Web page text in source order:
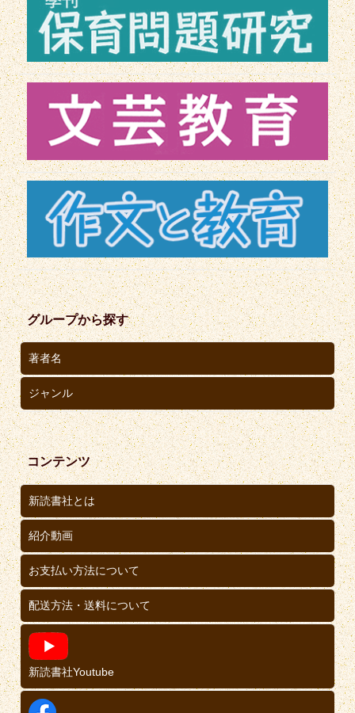
グループから探す
著者名
ジャンル
コンテンツ
新読書社とは
紹介動画
お支払い方法について
配送方法・送料について
新読書社Youtube